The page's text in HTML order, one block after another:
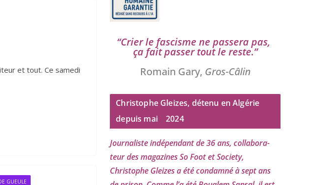
et tout. Ce samedi
GUEULE
“Crier le fas­cisme ne pas­se­ra pas,
ça fait pas­ser tout le reste.”
Romain Gary, Gros-Câlin
Christophe Gleizes, détenu en Algérie
depuis mai
2024
Journaliste indé­pen­dant de36ans, col­la­bo­ra­
teur des maga­zines So Foot et Society,
Christophe Gleizesa été condam­né à sept ans